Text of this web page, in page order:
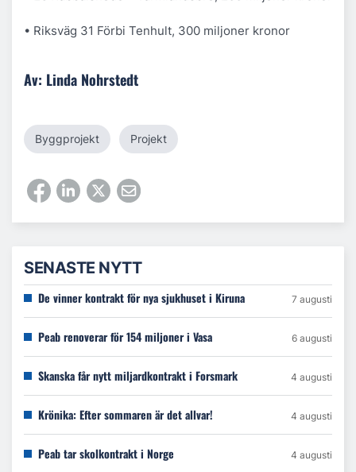
• Riksväg 31 Förbi Tenhult, 300 miljoner kronor
Av: Linda Nohrstedt
Byggprojekt Projekt
SENASTE NYTT
De vinner kontrakt för nya sjukhuset i Kiruna 7 augusti
Peab renoverar för 154 miljoner i Vasa 6 augusti
Skanska får nytt miljardkontrakt i Forsmark 4 augusti
Krönika: Efter sommaren är det allvar! 4 augusti
Peab tar skolkontrakt i Norge 4 augusti